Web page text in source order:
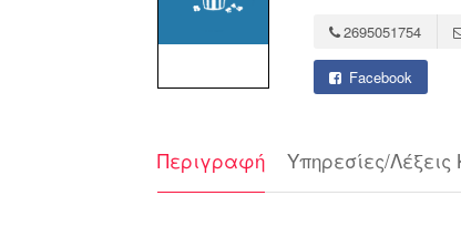
2695051754
Facebook
Περιγραφή Υπηρεσίες/Λέξεις